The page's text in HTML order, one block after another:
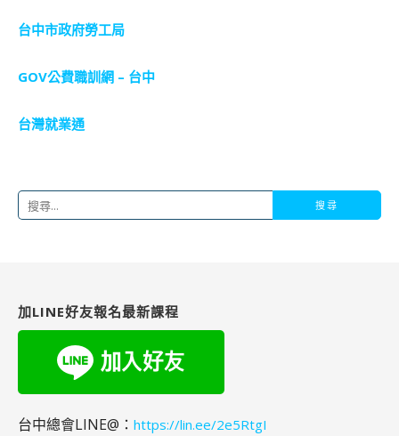
台中市政府勞工局
GOV公費職訓網 – 台中
台灣就業通
搜
字:
加LINE好友報名最新課程
台中總會LINE@： https://lin.ee/2e5RtgI